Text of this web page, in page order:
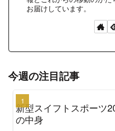
お届けしています。
今週の注目記事
新型スイフトスポーツ
の中身